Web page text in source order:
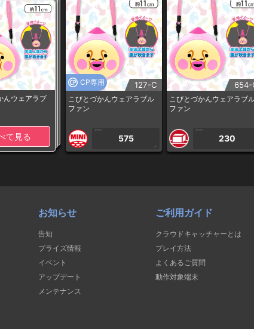
んウェアラブ
て見る
CP専用 127-C
こびとづかんウェアラブル
ファン
1PLAY
575
CP
654-
こびとづかんウェアラブ
ファン
1PLAY
230
お知らせ
告知
プライズ情報
イベント
アップデート
メンテナンス
ご利用ガイド
クラウドキャッチャーとは
プレイ方法
よくあるご質問
動作対象端末